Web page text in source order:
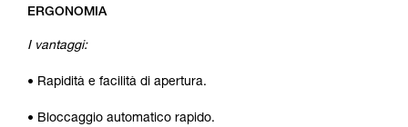
ERGONOMIA
I vantaggi:
• Rapidità e facilità di apertura.
• Bloccaggio automatico rapido.